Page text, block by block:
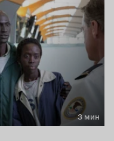
3 мин